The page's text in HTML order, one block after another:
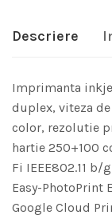
Descriere
Imprimanta
duplex, viteza
color, rezolutie
hartie 250+100
Fi IEEE802.11 b/
Easy-PhotoPrint
Google Cloud